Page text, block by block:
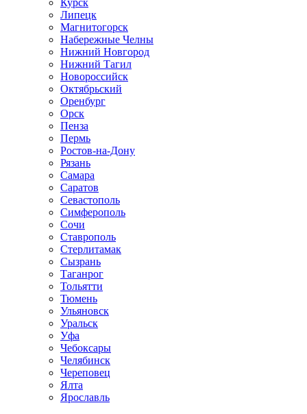
Курск
Липецк
Магнитогорск
Набережные Челны
Нижний Новгород
Нижний Тагил
Новороссийск
Октябрьский
Оренбург
Орск
Пенза
Пермь
Ростов-на-Дону
Рязань
Самара
Саратов
Севастополь
Симферополь
Сочи
Ставрополь
Стерлитамак
Сызрань
Таганрог
Тольятти
Тюмень
Ульяновск
Уральск
Уфа
Чебоксары
Челябинск
Череповец
Ялта
Ярославль